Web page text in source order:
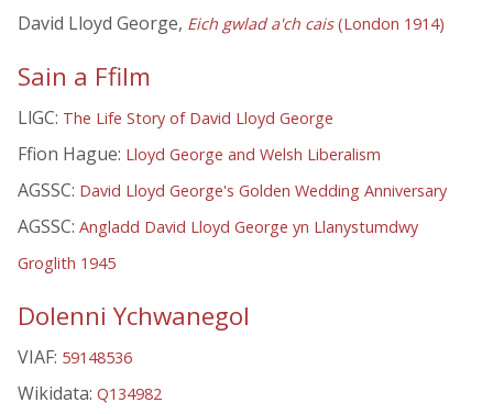
David Lloyd George, Eich gwlad a'ch cais(London 1914)
Sain a Ffilm
LlGC: The Life Story of David Lloyd George
Ffion Hague: Lloyd George and Welsh Liberalism
AGSSC: David Lloyd George's Golden Wedding Anniversary
AGSSC: Angladd David Lloyd George yn Llanystumdwy
Groglith 1945
Dolenni Ychwanegol
VIAF: 59148536
Wikidata: Q134982